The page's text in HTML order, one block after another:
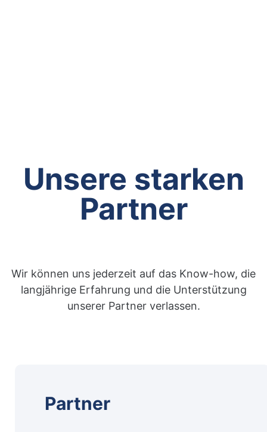
Unsere starken
Partner
Wir können uns jederzeit auf das Know-how, die
langjährige Erfahrung und die Unterstützung
unserer Partner verlassen.
Partner